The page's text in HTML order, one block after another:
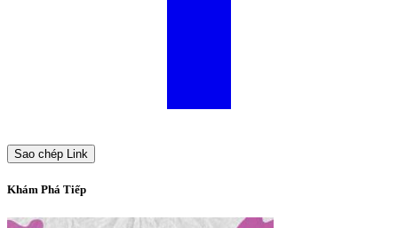
Sao chép Link
Khám Phá Tiếp